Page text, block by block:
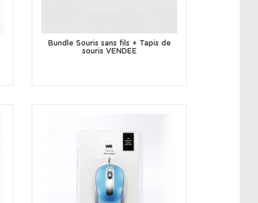
Bundle Souris sans fils + Tapis de
souris VENDEE